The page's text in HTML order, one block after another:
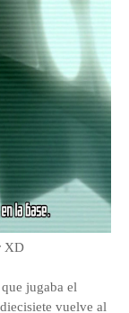
XD
jugaba el
vuelve al